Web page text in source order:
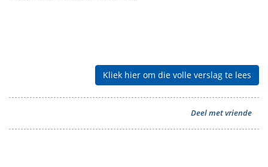
Kliek hier om die volle verslag te lees
Deel met vriende